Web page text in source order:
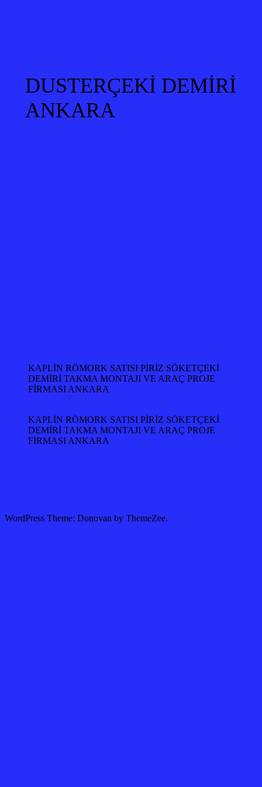
DUSTERÇEKİ DEMİRİ
ANKARA
KAPLİN RÖMORK SATISI PİRİZ SÖKETÇEKİ
DEMİRİ TAKMA MONTAJI VE ARAÇ PROJE
FİRMASI ANKARA
KAPLİN RÖMORK SATISI PİRİZ SÖKETÇEKİ
DEMİRİ TAKMA MONTAJI VE ARAÇ PROJE
FİRMASI ANKARA
WordPress Theme: Donovan by ThemeZee.